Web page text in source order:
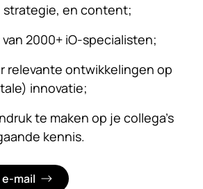
en content;
2000+ iO-specialisten;
relevante ontwikkelingen op
innovatie;
te maken op je collega’s
kennis.
mail